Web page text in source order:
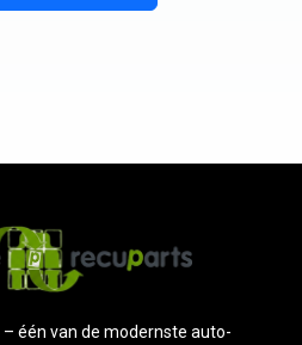
één van de modernste auto-